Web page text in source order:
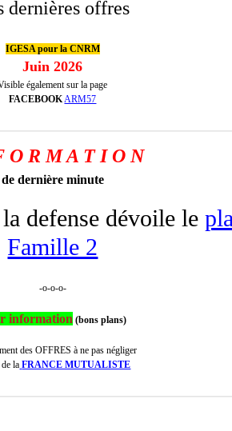
dernières offres
IGESA pour la CNRM
Juin 2026
également sur la page
FACEBOOKARM57
O R M A T I O N
de dernière minute
defense dévoile le
Famille 2
-o-o-o-
information (bons plans)
des OFFRES à ne pas négliger
la FRANCE MUTUALISTE